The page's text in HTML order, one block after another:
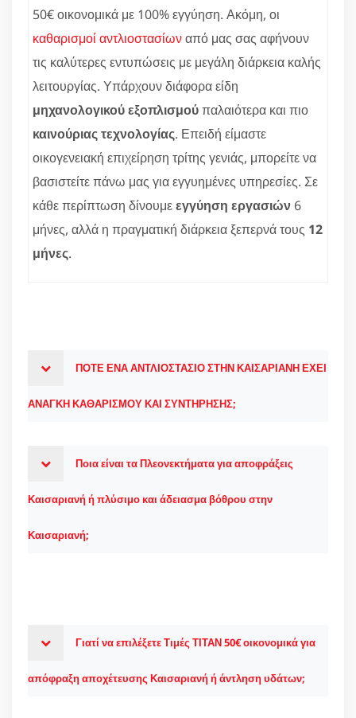
50€ οικονομικά με 100% εγγύηση. Ακόμη, οι
καθαρισμοί αντλιοστασίωναπό μας σας αφήνουν
τις καλύτερες εντυπώσεις με μεγάλη διάρκεια καλής
λειτουργίας. Υπάρχουν διάφορα είδη
μηχανολογικού εξοπλισμούπαλαιότερα και πιο
καινούριας τεχνολογίας. Επειδή είμαστε
οικογενειακή επιχείρηση τρίτης γενιάς, μπορείτε να
βασιστείτε πάνω μας για εγγυημένες υπηρεσίες. Σε
κάθε περίπτωση δίνουμεεγγύηση εργασιών 6
μήνες, αλλά η πραγματική διάρκεια ξεπερνά τους 12
μήνες.
ΠΟΤΕ ΕΝΑ ΑΝΤΛΙΟΣΤΑΣΙΟ ΣΤΗΝ ΚΑΙΣΑΡΙΑΝΗ ΕΧΕΙ
ΑΝΑΓΚΗ ΚΑΘΑΡΙΣΜΟΥ ΚΑΙ ΣΥΝΤΗΡΗΣΗΣ;
Ποια είναι τα Πλεονεκτήματα για αποφράξεις
Καισαριανή ή πλύσιμο και άδειασμα βόθρου στην
Καισαριανή;
Γιατί να επιλέξετε Τιμές ΤΙΤΑΝ 50€ οικονομικά για
απόφραξη αποχέτευσης Καισαριανή ή άντληση υδάτων;